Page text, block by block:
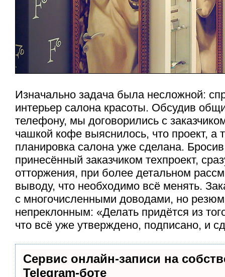
Изначально задача была несложной:
интерьер салона красоты. Обсудив
телефону, мы договорились с
чашкой кофе выяснилось, что проект, а
планировка салона уже сделана.
принесённый заказчиком техпроект,
отторжения, при более детальном
выводу, что необходимо всё менять.
с многочисленными доводами, но
непреклонным: «Делать придётся из
что всё уже утверждено, подписано, и
Сервис онлайн-записи на
Telegram-боте